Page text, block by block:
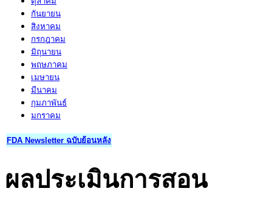
กันยายน
สิงหาคม
กรกฎาคม
มิถุนายน
พฤษภาคม
เมษายน
มีนาคม
กุมภาพันธ์
มกราคม
FDA Newsletter ฉบับย้อนหลัง
ผลประเมินการสอน